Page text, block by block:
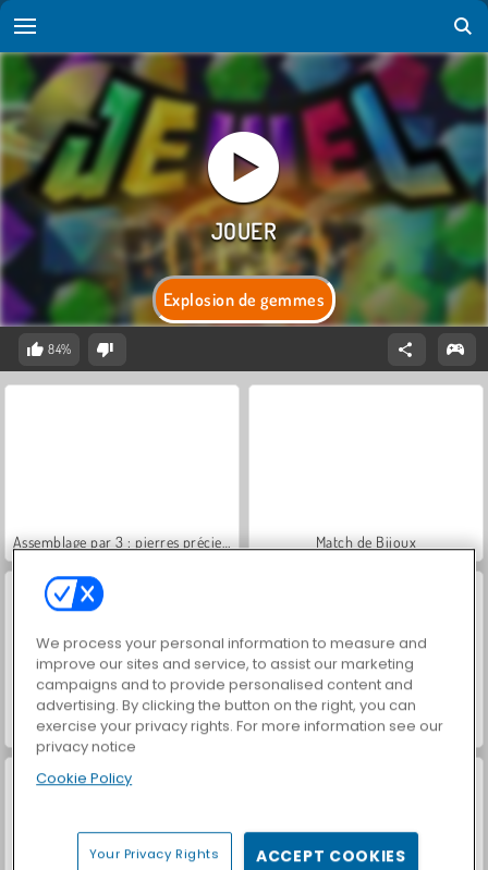
Explosion de gemmes
84%
Assemblage par 3 : pierres précieuses Match de Bijoux
Jewel Shuffle Jewel Pets Match
We process your personal information to measure and
improve our sites and service, to assist our marketing
campaigns and to provide personalised content and
advertising. By clicking the button on the right, you can
exercise your privacy rights. For more information see our
privacy notice
Cookie Policy
Your Privacy Rights ACCEPT COOKIES